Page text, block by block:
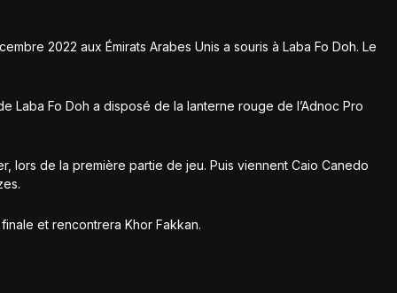
2022 aux Émirats Arabes Unis a souris à Laba Fo Doh. Le
Laba Fo Doh a disposé de la lanterne rouge de l’Adnoc Pro
lors de la première partie de jeu. Puis viennent Caio Canedo
et rencontrera Khor Fakkan.